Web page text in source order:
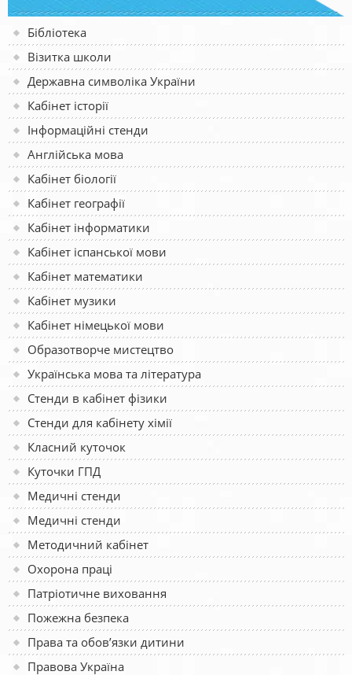
Бібліотека
Візитка школи
Державна символіка України
Кабінет історії
Інформаційні стенди
Англійська мова
Кабінет біології
Кабінет географії
Кабінет інформатики
Кабінет іспанської мови
Кабінет математики
Кабінет музики
Кабінет німецької мови
Образотворче мистецтво
Українська мова та література
Стенди в кабінет фізики
Стенди для кабінету хімії
Класний куточок
Куточки ГПД
Медичні стенди
Медичні стенди
Методичний кабінет
Охорона праці
Патріотичне виховання
Пожежна безпека
Права та обов’язки дитини
Правова Україна